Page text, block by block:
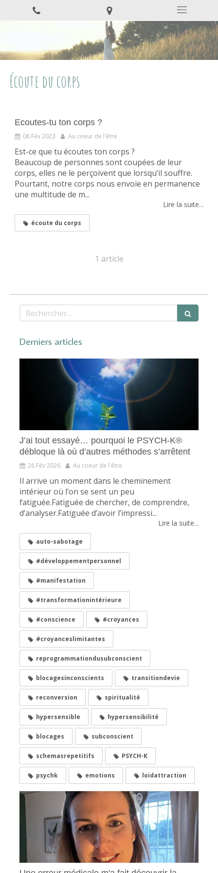
Écoute du corps
Ecoutes-tu ton corps ?
06 Fév 2023 Au coeur de l'être
Est-ce que tu écoutes ton corps ?
Beaucoup de personnes sont coupées de leur
corps, elles ne le perçoivent que lorsqu’il souffre.
Pourtant, notre corps nous envoie en permanence
une multitude de m...
Lire la suite...
écoute du corps
1 article
Rechercher
Derniers articles
J’ai tout essayé… pourquoi le PSYCH-K®
débloque là où d’autres méthodes s’arrêtent
26 Fév 2026 Au coeur de l'être
Il arrive un moment dans le cheminement
intérieur où l’on se sent un peu
fatiguée.Fatiguée de chercher, de comprendre,
d’analyser.Fatiguée d’avoir l’impressi...
Lire la suite...
auto-sabotage
#développementpersonnel
#manifestation
#transformationintérieure
#conscience #croyances
#croyanceslimitantes
reprogrammationdusubconscient
blocagesinconscients transitiondevie
reconversion spiritualité
hypersensible hypersensibilité
blocages subconscient
schemasrepetitifs PSYCH-K
psychk emotions loidattraction